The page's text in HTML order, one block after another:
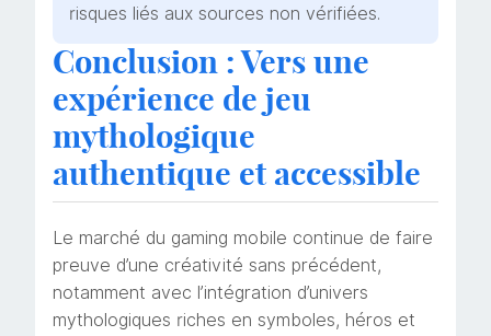
risques liés aux sources non vérifiées.
Conclusion : Vers une
expérience de jeu
mythologique
authentique et accessible
Le marché du gaming mobile continue de faire
preuve d’une créativité sans précédent,
notamment avec l’intégration d’univers
mythologiques riches en symboles, héros et